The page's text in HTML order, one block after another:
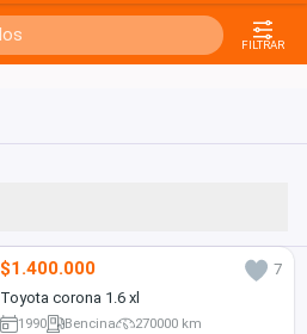
FILTRAR
$1.400.000
7
Toyota corona 1.6 xl
1990 Bencina 270000 km